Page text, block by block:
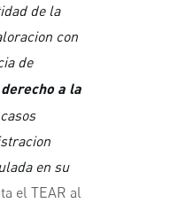
de la
con
de
a la
en su
el TEAR al